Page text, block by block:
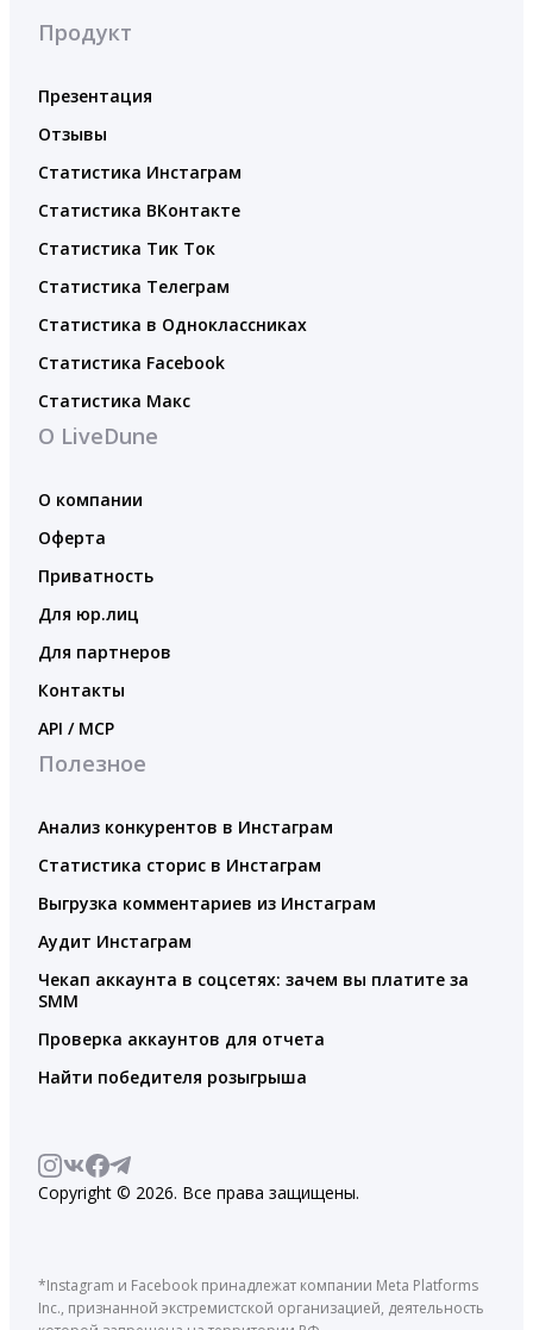
Продукт
Презентация
Отзывы
Статистика Инстаграм
Статистика ВКонтакте
Статистика Тик Ток
Статистика Телеграм
Статистика в Одноклассниках
Статистика Facebook
Статистика Макс
О LiveDune
О компании
Оферта
Приватность
Для юр.лиц
Для партнеров
Контакты
API / MCP
Полезное
Анализ конкурентов в Инстаграм
Статистика сторис в Инстаграм
Выгрузка комментариев из Инстаграм
Аудит Инстаграм
Чекап аккаунта в соцсетях: зачем вы платите за
SMM
Проверка аккаунтов для отчета
Найти победителя розыгрыша
Copyright © 2026. Все права защищены.
*Instagram и Facebook принадлежат компании Meta Platforms
Inc., признанной экстремистской организацией, деятельность